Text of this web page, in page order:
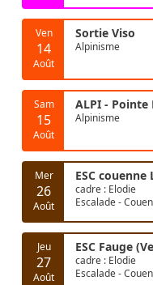
Ven
14
Août
Sortie Viso
Alpinisme
Sam
15
Août
ALPI - Pointe
Alpinisme
Mer
26
Août
ESC
cadre : Elodie
Escalade -
Jeu
27
Août
ESC Fauge
cadre : Elodie
Escalade -